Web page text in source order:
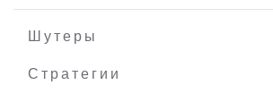
Шутеры
Стратегии